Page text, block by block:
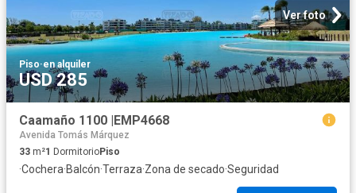
Ver foto
Piso·en alquiler
USD 285
Caamaño 1100 |EMP4668
Avenida Tomás Márquez
33 m²1 DormitorioPiso
·Cochera·Balcón·Terraza·Zona de secado·Seguridad